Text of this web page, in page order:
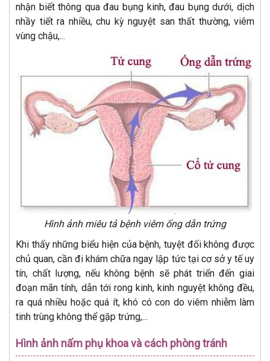
nhận biết thông qua đau bụng kinh, đau bụng dưới, dịch
nhầy tiết ra nhiều, chu kỳ nguyệt san thất thường, viêm
vùng chậu,...
Hình ảnh miêu tả bệnh viêm ống dẫn trứng
Khi thấy những biểu hiện của bệnh, tuyệt đối không được
chủ quan, cần đi khám chữa ngay lập tức tại cơ sở y tế uy
tín, chất lượng, nếu không bệnh sẽ phát triển đến giai
đoạn mãn tính, dẫn tới rong kinh, kinh nguyệt không đều,
ra quá nhiều hoặc quá ít, khó có con do viêm nhiễm làm
tinh trùng không thể gặp trứng,...
Hình ảnh nấm phụ khoa và cách phòng tránh